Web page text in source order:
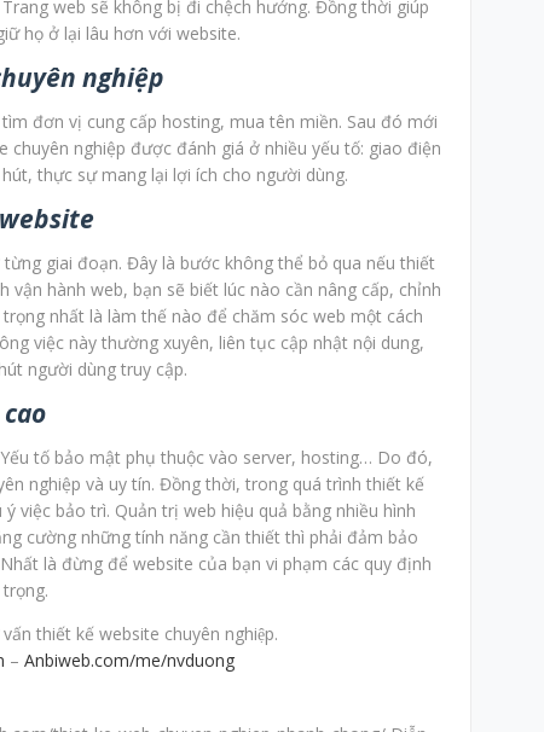
web sẽ không bị đi chệch hướng. Đồng thời giúp
họ ở lại lâu hơn với website.
nghiệp
đơn vị cung cấp hosting, mua tên miền. Sau đó mới
chuyên nghiệp được đánh giá ở nhiều yếu tố: giao điện
thực sự mang lại lợi ích cho người dùng.
giai đoạn. Đây là bước không thể bỏ qua nếu thiết
vận hành web, bạn sẽ biết lúc nào cần nâng cấp, chỉnh
nhất là làm thế nào để chăm sóc web một cách
việc này thường xuyên, liên tục cập nhật nội dung,
người dùng truy cập.
tố bảo mật phụ thuộc vào server, hosting… Do đó,
nghiệp và uy tín. Đồng thời, trong quá trình thiết kế
việc bảo trì. Quản trị web hiệu quả bằng nhiều hình
cường những tính năng cần thiết thì phải đảm bảo
là đừng để website của bạn vi phạm các quy định
thiết kế website chuyên nghiệp.
– Anbiweb.com/me/nvduong